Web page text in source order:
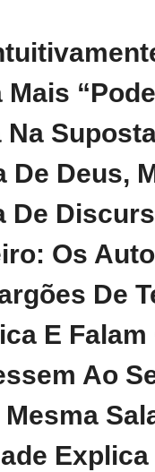
Mais
Na
De Deus,
De
Os
De
E Falam
Ao
Mesma
Explica